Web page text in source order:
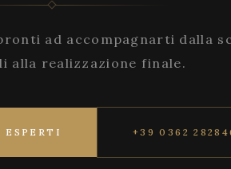
ad accompagnarti dalla
alla realizzazione finale.
+39 0362